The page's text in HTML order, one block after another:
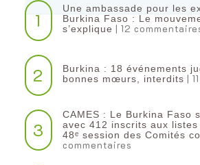
1
Une ambassade pour les
Burkina Faso : Le
s’explique | 12
2
Burkina : 18 événements
bonnes mœurs, interdits |
3
CAMES : Le Burkina Faso
avec 412 inscrits aux listes
48ᵉ session des Comités
commentaires